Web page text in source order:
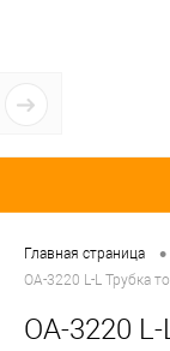
Главная страница •
OA-3220 L-L Трубка
OA-3220